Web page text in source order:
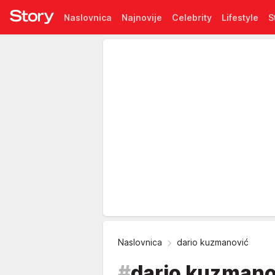
Naslovnica Najnovije Celebrity Lifestyle
Naslovnica dario kuzmanović